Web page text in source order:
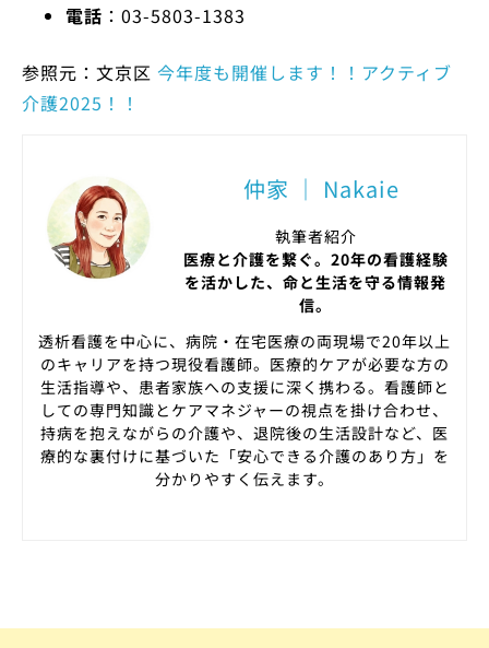
電話 ：03-5803-1383
参照元：文京区 今年度も開催します！！アクティブ
介護2025！！
仲家 ｜ Nakaie
執筆者紹介
医療と介護を繋ぐ。20年の看護経験
を活かした、命と生活を守る情報発
信。
透析看護を中心に、病院・在宅医療の両現場で20年以上
のキャリアを持つ現役看護師。医療的ケアが必要な方の
生活指導や、患者家族への支援に深く携わる。看護師と
しての専門知識とケアマネジャーの視点を掛け合わせ、
持病を抱えながらの介護や、退院後の生活設計など、医
療的な裏付けに基づいた「安心できる介護のあり方」を
分かりやすく伝えます。